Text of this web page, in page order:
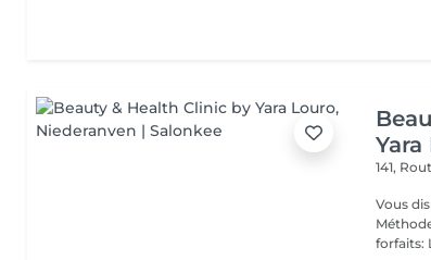
141,
Vous
forfaits: